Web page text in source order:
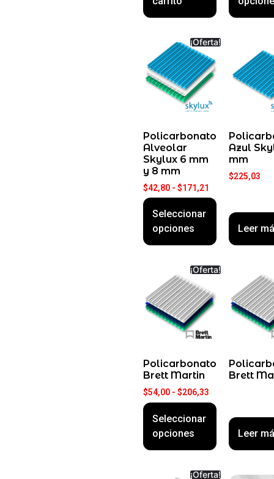
¡Oferta!
Policarbonato
Alveolar
Skylux 6 mm
y 8 mm
$42,80 - $171,21
Seleccionar
opciones
Azul
mm
$225,03
Leer
¡Oferta!
Policarbonato
Brett Martin
$54,00 - $206,33
Seleccionar
opciones
Brett
Leer
¡Oferta!